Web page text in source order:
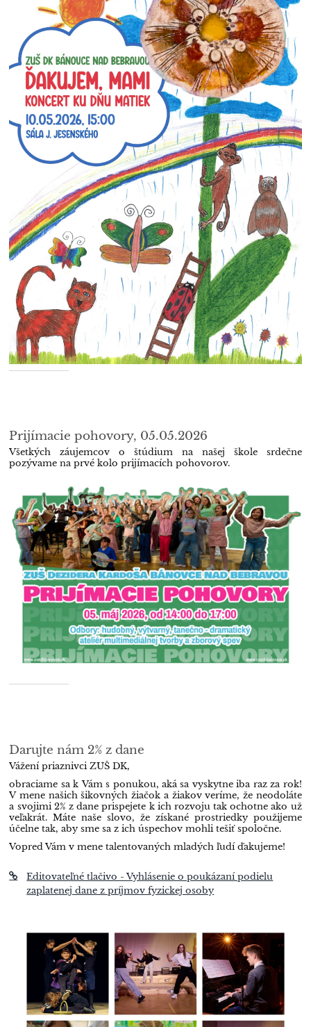
Prijímacie pohovory, 05.05.2026
Všetkých záujemcov o štúdium na našej škole srdečne
pozývame na prvé kolo prijímacích pohovorov.
Darujte nám 2% z dane
Vážení priaznivci ZUŠ DK,
obraciame sa k Vám s ponukou, aká sa vyskytne iba raz za rok!
V mene našich šikovných žiačok a žiakov veríme, že neodoláte
a svojimi 2% z dane prispejete k ich rozvoju tak ochotne ako už
veľakrát. Máte naše slovo, že získané prostriedky použijeme
účelne tak, aby sme sa z ich úspechov mohli tešiť spoločne.
Vopred Vám v mene talentovaných mladých ľudí ďakujeme!
Editovateľné tlačivo - Vyhlásenie o poukázaní podielu
zaplatenej dane z príjmov fyzickej osoby